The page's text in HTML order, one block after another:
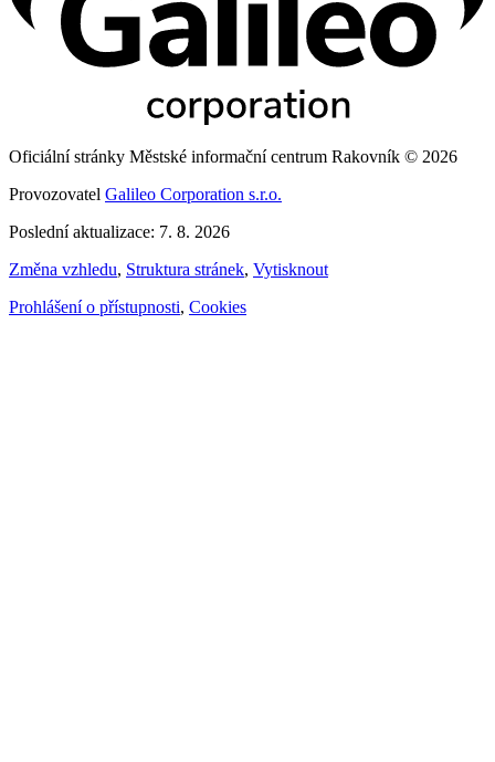
Oficiální stránky Městské informační centrum Rakovník © 2026
Provozovatel Galileo Corporation s.r.o.
Poslední aktualizace: 7. 8. 2026
Změna vzhledu, Struktura stránek, Vytisknout
Prohlášení o přístupnosti, Cookies